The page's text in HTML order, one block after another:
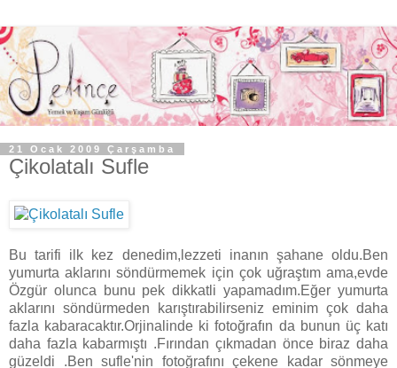
21 Ocak 2009 Çarşamba
Çikolatalı Sufle
Bu tarifi ilk kez denedim,lezzeti inanın şahane oldu.Ben
yumurta aklarını söndürmemek için çok uğraştım ama,evde
Özgür olunca bunu pek dikkatli yapamadım.Eğer yumurta
aklarını söndürmeden karıştırabilirseniz eminim çok daha
fazla kabaracaktır.Orjinalinde ki fotoğrafın da bunun üç katı
daha fazla kabarmıştı .Fırından çıkmadan önce biraz daha
güzeldi .Ben sufle'nin fotoğrafını çekene kadar sönmeye